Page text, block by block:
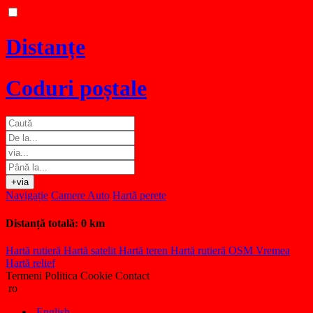
Distanțe
Coduri poștale
+via
Navigație Camere Auto Hartă perete
Distanță totală: 0 km
Hartă rutieră Hartă satelit Hartă teren Hartă rutieră OSM Vremea
Hartă relief
Termeni Politica Cookie Contact
ro